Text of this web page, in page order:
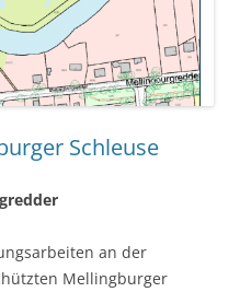
Schleuse
an der
Mellingburger